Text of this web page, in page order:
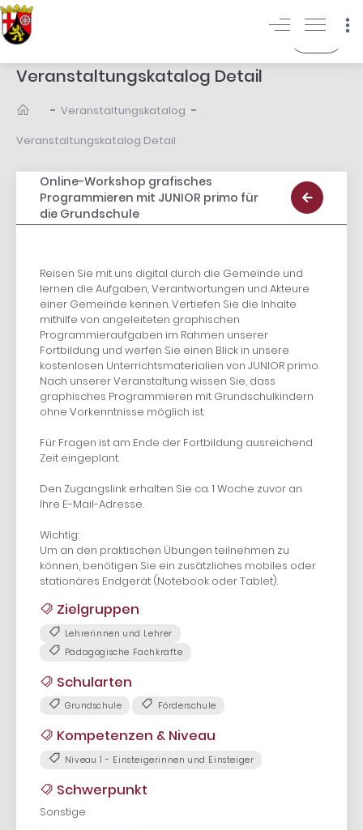
Veranstaltungskatalog Detail
- Veranstaltungskatalog -
Veranstaltungskatalog Detail
Online-Workshop grafisches
Programmieren mit JUNIOR primo für
die Grundschule
Reisen Sie mit uns digital durch die Gemeinde und
lernen die Aufgaben, Verantwortungen und Akteure
einer Gemeinde kennen. Vertiefen Sie die Inhalte
mithilfe von angeleiteten graphischen
Programmieraufgaben im Rahmen unserer
Fortbildung und werfen Sie einen Blick in unsere
kostenlosen Unterrichtsmaterialien von JUNIOR primo.
Nach unserer Veranstaltung wissen Sie, dass
graphisches Programmieren mit Grundschulkindern
ohne Vorkenntnisse möglich ist.
Für Fragen ist am Ende der Fortbildung ausreichend
Zeit eingeplant.
Den Zugangslink erhalten Sie ca. 1 Woche zuvor an
Ihre E-Mail-Adresse.
Wichtig:
Um an den praktischen Übungen teilnehmen zu
können, benötigen Sie ein zusätzliches mobiles oder
stationäres Endgerät (Notebook oder Tablet).
Zielgruppen
Lehrerinnen und Lehrer
Pädagogische Fachkräfte
Schularten
Grundschule Förderschule
Kompetenzen & Niveau
Niveau 1 - Einsteigerinnen und Einsteiger
Schwerpunkt
Sonstige